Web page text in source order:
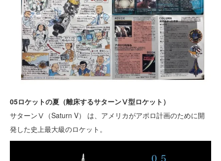
05ロケットの夏（離床するサターンⅤ型ロケット）
サターンⅤ（Saturn V） は、アメリカがアポロ計画のために開
発した史上最大級のロケット。